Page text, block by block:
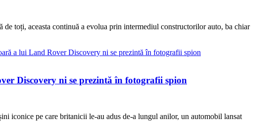
de toți, aceasta continuă a evolua prin intermediul constructorilor auto, ba chiar
Discovery ni se prezintă în fotografii spion
iconice pe care britanicii le-au adus de-a lungul anilor, un automobil lansat